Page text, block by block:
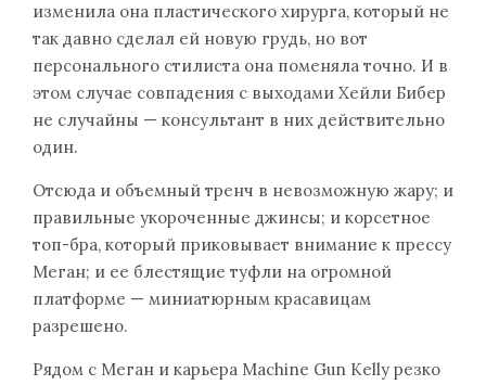
изменила она пластического хирурга, который не
так давно сделал ей новую грудь, но вот
персонального стилиста она поменяла точно. И в
этом случае совпадения с выходами Хейли Бибер
не случайны — консультант в них действительно
один.
Отсюда и объемный тренч в невозможную жару; и
правильные укороченные джинсы; и корсетное
топ-бра, который приковывает внимание к прессу
Меган; и ее блестящие туфли на огромной
платформе — миниатюрным красавицам
разрешено.
Рядом с Меган и карьера Machine Gun Kelly резко